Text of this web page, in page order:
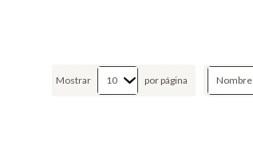
Mostrar por página